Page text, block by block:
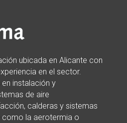
ubicada en Alicante con
en el sector.
instalación y
de aire
calderas y sistemas
como la aerotermia o